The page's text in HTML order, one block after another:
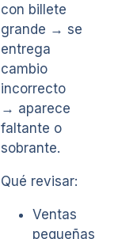
con billete
grande → se
entrega
cambio
incorrecto
→ aparece
faltante o
sobrante.
Qué revisar:
Ventas
pequeñas